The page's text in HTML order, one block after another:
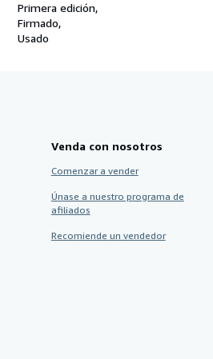
Primera edición
Firmado
Usado
Venda con nosotros
Comenzar a vender
Únase a nuestro programa de
afiliados
Recomiende un vendedor